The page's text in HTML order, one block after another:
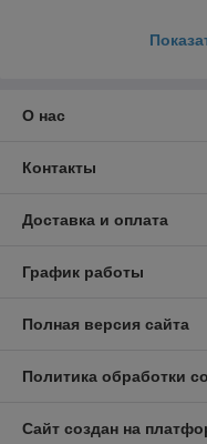
О нас
Контакты
Доставка и оплата
График работы
Полная версия сайта
Политика обработки
Сайт создан на